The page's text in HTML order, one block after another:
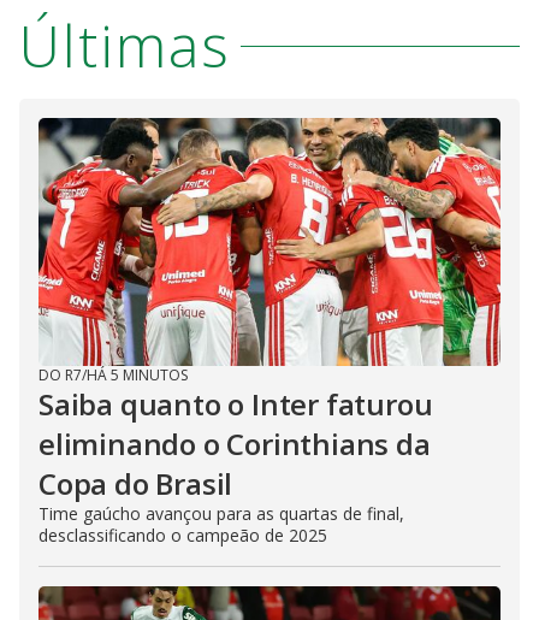
Últimas
DO R7/HÁ 5 MINUTOS
Saiba quanto o Inter faturou
eliminando o Corinthians da
Copa do Brasil
Time gaúcho avançou para as quartas de final,
desclassificando o campeão de 2025